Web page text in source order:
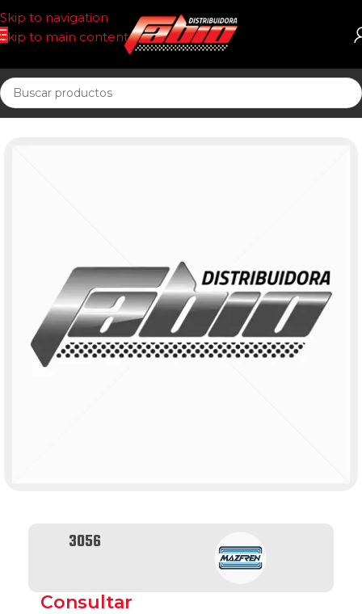
Skip to navigation
Skip to main content
Inicio PASTILLAS DE FRENO
3056
Consultar